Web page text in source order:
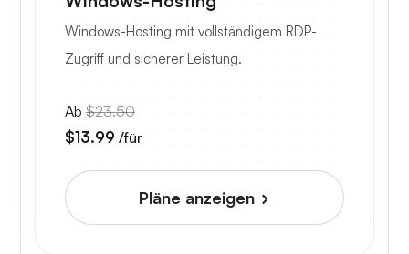
Windows-Hosting mit vollständigem RDP-
Zugriff und sicherer Leistung.
Ab $23.50
$13.99 /für
Pläne anzeigen